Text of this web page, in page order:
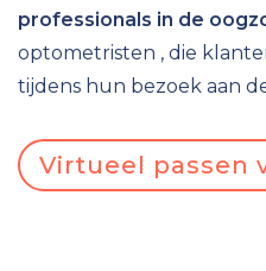
professionals in de
optometristen , die
tijdens hun bezoek aan
Virtueel passen